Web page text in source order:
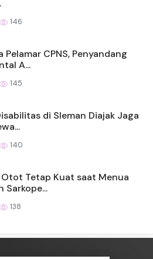
146
Pelamar CPNS, Penyandang
A...
145
di Sleman Diajak Jaga
140
Tetap Kuat saat Menua
Sarkope...
138